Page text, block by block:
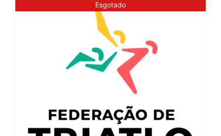
Esgotado